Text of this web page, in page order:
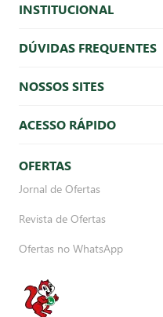
INSTITUCIONAL
DÚVIDAS FREQUENTES
NOSSOS SITES
ACESSO RÁPIDO
OFERTAS
Jornal de Ofertas
Revista de Ofertas
Ofertas no WhatsApp